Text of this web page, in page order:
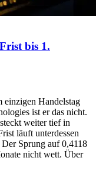
bis 1.
einzigen Handelstag
ist er das nicht.
weiter tief in
läuft unterdessen
Sprung auf 0,4118
nicht wett. Über